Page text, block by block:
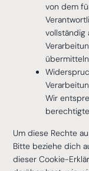
von dem
vollständig
Wir
Um diese Rechte
Bitte beziehe dich
dieser Cookie-